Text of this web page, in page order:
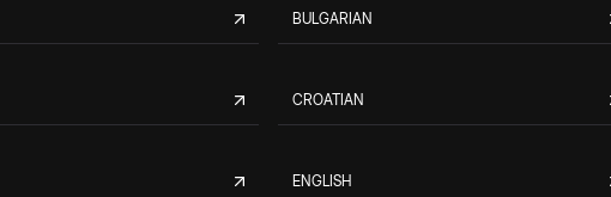
BULGARIAN
CROATIAN
ENGLISH